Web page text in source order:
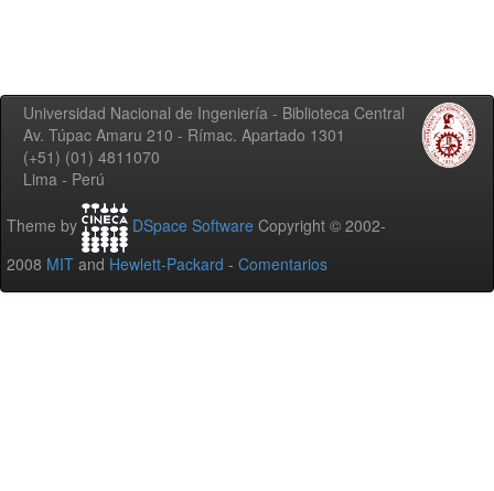
Universidad Nacional de Ingeniería - Biblioteca Central
Av. Túpac Amaru 210 - Rímac. Apartado 1301
(+51) (01) 4811070
Lima - Perú
Theme by DSpace Software Copyright © 2002-
2008 MIT and Hewlett-Packard - Comentarios